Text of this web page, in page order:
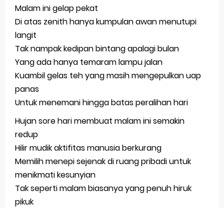
Malam ini gelap pekat
Di atas zenith hanya kumpulan awan menutupi
langit
Tak nampak kedipan bintang apalagi bulan
Yang ada hanya temaram lampu jalan
Kuambil gelas teh yang masih mengepulkan uap
panas
Untuk menemani hingga batas peralihan hari
Hujan sore hari membuat malam ini semakin
redup
Hilir mudik aktifitas manusia berkurang
Memilih menepi sejenak di ruang pribadi untuk
menikmati kesunyian
Tak seperti malam biasanya yang penuh hiruk
pikuk